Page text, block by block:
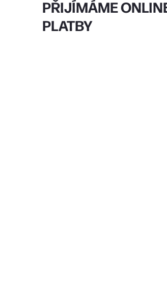
PŘIJÍMÁME
PLATBY